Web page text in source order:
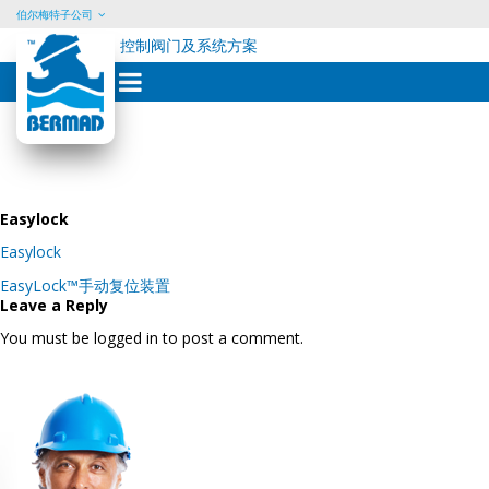
Skip
content
伯尔梅特子公司
控制阀门及系统方案
Easylock
Easylock
Post
navigation
EasyLock™手动复位装置
Leave a Reply
You must be logged in to post a comment.